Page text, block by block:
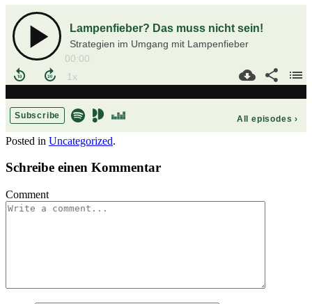
Posted in Uncategorized.
Schreibe einen Kommentar
Comment